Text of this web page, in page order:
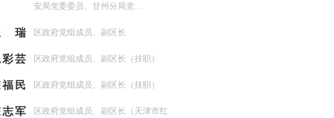
安局党委委员、甘州分局党...
瑞 区政府党组成员、副区长
芸 区政府党组成员、副区长（挂职）
福民 区政府党组成员、副区长（挂职）
志军
区政府党组成员、副区长（天津市红